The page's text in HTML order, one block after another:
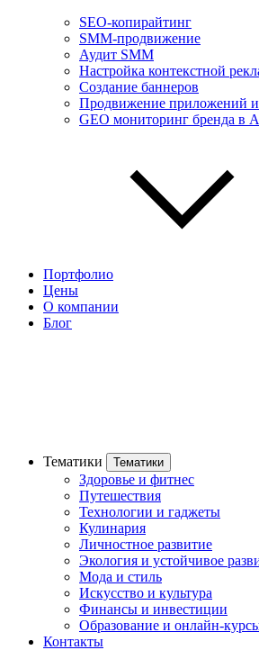
SEO-копирайтинг
SMM-продвижение
Аудит SMM
Настройка контекстной
Создание баннеров
Продвижение приложений
GEO мониторинг бренда в
Портфолио
Цены
О компании
Блог
Тематики Тематики
Здоровье и фитнес
Путешествия
Технологии и гаджеты
Кулинария
Личностное развитие
Экология и устойчивое
Мода и стиль
Искусство и культура
Финансы и инвестиции
Образование и онлайн-
Контакты